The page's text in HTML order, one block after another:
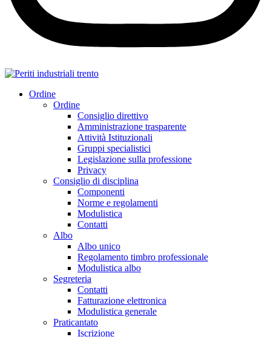
Ordine
Ordine
Consiglio direttivo
Amministrazione trasparente
Attività Istituzionali
Gruppi specialistici
Legislazione sulla professione
Privacy
Consiglio di disciplina
Componenti
Norme e regolamenti
Modulistica
Contatti
Albo
Albo unico
Regolamento timbro professionale
Modulistica albo
Segreteria
Contatti
Fatturazione elettronica
Modulistica generale
Praticantato
Iscrizione